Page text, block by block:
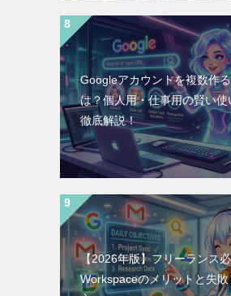
Googleアカウントを複数作
は？個人用・仕事用の賢い使
徹底解説！
【2026年版】フリーランス
Workspaceのメリットと失